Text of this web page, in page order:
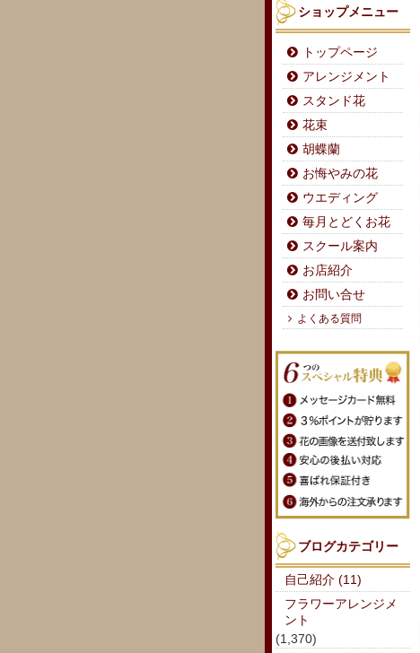
ショップメニュー
トップページ
アレンジメント
スタンド花
花束
胡蝶蘭
お悔やみの花
ウエディング
毎月とどくお花
スクール案内
お店紹介
お問い合せ
よくある質問
ブログカテゴリー
自己紹介 (11)
フラワーアレンジメ
ント
(1,370)